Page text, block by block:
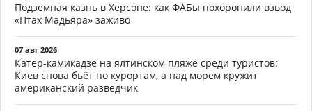
Подземная казнь в Херсоне: как ФАБы похоронили взвод
«Птах Мадьяра» заживо
07 авг 2026
Катер-камикадзе на ялтинском пляже среди туристов:
Киев снова бьёт по курортам, а над морем кружит
американский разведчик